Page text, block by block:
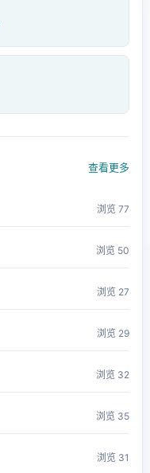
查看更多
浏览 77
浏览 50
浏览 27
浏览 29
浏览 32
浏览 35
浏览 31